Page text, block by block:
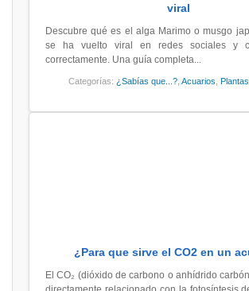
viral
Descubre qué es el alga Marimo o musgo
se ha vuelto viral en redes sociales y
correctamente. Una guía completa...
Categorías: ¿Sabías que...?, Acuarios
¿Para que sirve el CO2 en un
El CO₂ (dióxido de carbono o anhídrido